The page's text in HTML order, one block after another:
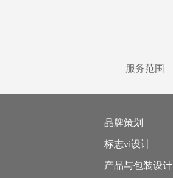
服务范围
品牌策划
标志vi设计
产品与包装设计